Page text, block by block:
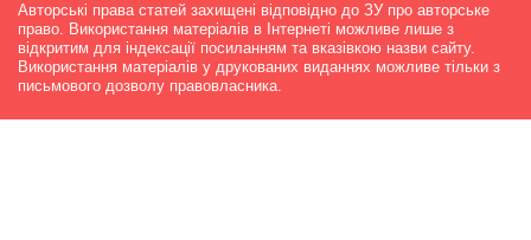
Авторські права статей захищені відповідно до ЗУ про авторське
право. Використання матеріалів в Інтернеті можливе лише з
відкритим для індексації посиланням та вказівкою назви сайту.
Використання матеріалів у друкованих виданнях можливе тільки з
письмового дозволу правовласника.